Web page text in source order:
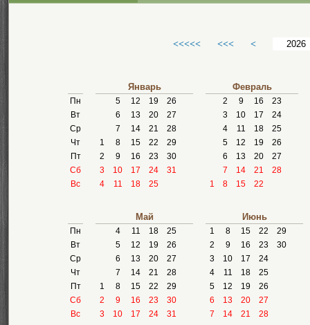
<<<<< <<< <
Пн
Вт
Ср
Чт
Пт
Сб
Вс
Январь
5 12 19
26
6
13 20
27
7
14 21
28
1
8 15 22
29
2
9 16 23
30
3
10 17 24
31
4
11 18 25
Февраль
2 9 16
23
3
10 17
24
4
11 18
25
5
12 19
26
6
13 20
27
7
14 21
28
1
8 15 22
Пн
Вт
Ср
Чт
Пт
Сб
Вс
Май
4 11 18
25
5
12 19
26
6
13 20
27
7
14 21
28
1
8 15 22
29
2
9 16 23
30
3
10 17 24 31
Июнь
1 8 15 22
29
2
9 16 23
30
3
10 17
24
4
11 18
25
5
12 19
26
6
13 20
27
7
14 21 28